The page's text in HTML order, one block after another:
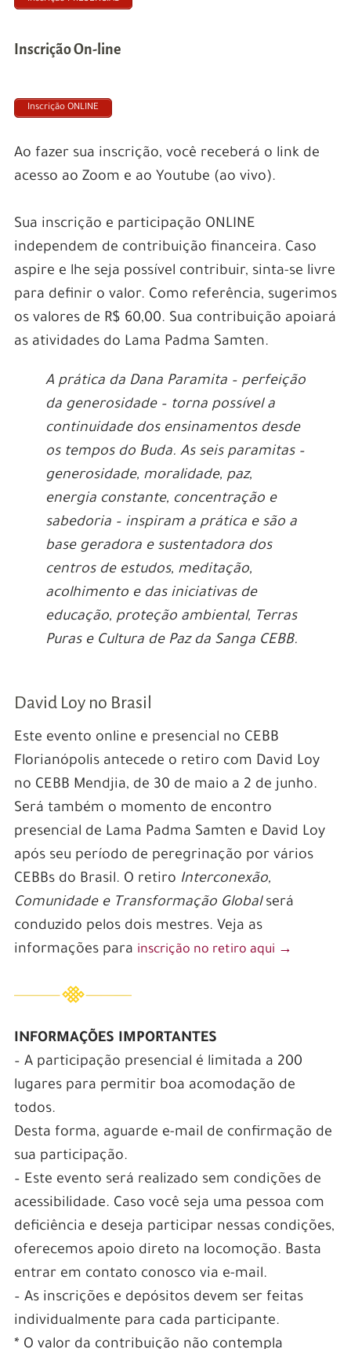
Inscrição On-line
Inscrição ONLINE
Ao fazer sua inscrição, você receberá o link de
acesso ao Zoom e ao Youtube (ao vivo).
Sua inscrição e participação ONLINE
independem de contribuição financeira. Caso
aspire e lhe seja possível contribuir, sinta-se livre
para definir o valor. Como referência, sugerimos
os valores de R$ 60,00. Sua contribuição apoiará
as atividades do Lama Padma Samten.
A prática da Dana Paramita – perfeição
da generosidade – torna possível a
continuidade dos ensinamentos desde
os tempos do Buda. As seis paramitas –
generosidade, moralidade, paz,
energia constante, concentração e
sabedoria – inspiram a prática e são a
base geradora e sustentadora dos
centros de estudos, meditação,
acolhimento e das iniciativas de
educação, proteção ambiental, Terras
Puras e Cultura de Paz da Sanga CEBB.
David Loy no Brasil
Este evento online e presencial no CEBB
Florianópolis antecede o retiro com David Loy
no CEBB Mendjia, de 30 de maio a 2 de junho.
Será também o momento de encontro
presencial de Lama Padma Samten e David Loy
após seu período de peregrinação por vários
CEBBs do Brasil. O retiro Interconexão,
Comunidade e Transformação Globalserá
conduzido pelos dois mestres. Veja as
informações para inscrição no retiro aqui →
INFORMAÇÕES IMPORTANTES
– A participação presencial é limitada a 200
lugares para permitir boa acomodação de
todos.
Desta forma, aguarde e-mail de confirmação de
sua participação.
– Este evento será realizado sem condições de
acessibilidade. Caso você seja uma pessoa com
deficiência e deseja participar nessas condições,
oferecemos apoio direto na locomoção. Basta
entrar em contato conosco via e-mail.
– As inscrições e depósitos devem ser feitas
individualmente para cada participante.
* O valor da contribuição não contempla